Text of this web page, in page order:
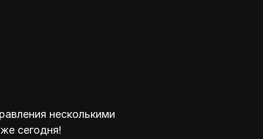
несколькими
сегодня!